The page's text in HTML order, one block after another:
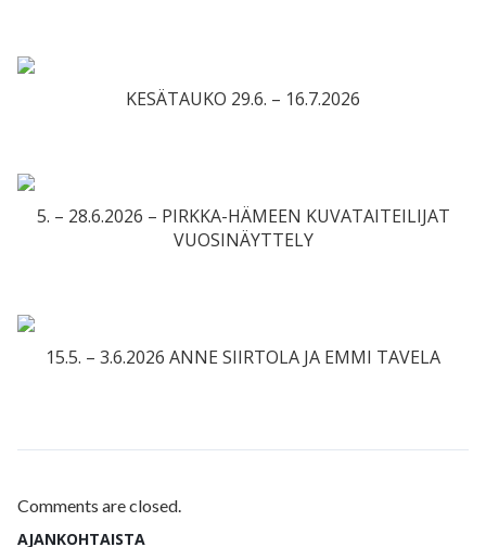
KESÄTAUKO 29.6. – 16.7.2026
5. – 28.6.2026 – PIRKKA-HÄMEEN KUVATAITEILIJAT
VUOSINÄYTTELY
15.5. – 3.6.2026 ANNE SIIRTOLA JA EMMI TAVELA
Comments are closed.
AJANKOHTAISTA